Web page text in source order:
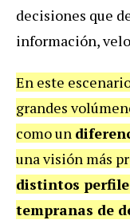
decisiones que
información,
En este
grandes
como un
una visión más
distintos
tempranas de